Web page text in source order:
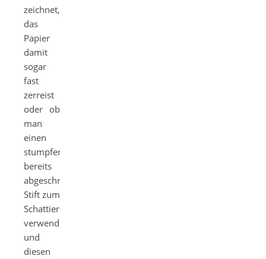
zeichnet,
das
Papier
damit
sogar
fast
zerreist
oder ob
man
einen
stumpfen
bereits
abgeschriebenen
Stift zum
Schattieren
verwendet
und
diesen